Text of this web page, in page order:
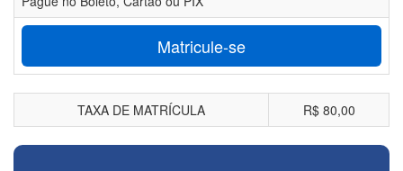
Matricule-se
TAXA DE MATRÍCULA R$ 80,00